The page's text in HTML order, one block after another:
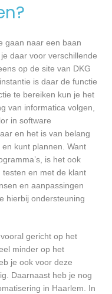
gaan naar een baan
daar voor verschillende
op de site van DKG
is daar de functie
te bereiken kun je het
van informatica volgen,
in software
en het is van belang
kunt plannen. Want
is het ook
en met de klant
en aanpassingen
hierbij ondersteuning
gericht op het
minder op het
je ook voor deze
Daarnaast heb je nog
in Haarlem. In